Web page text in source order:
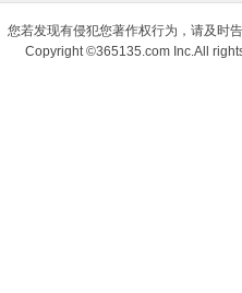
您若发现有侵犯您著作权行为，请及时
Copyright ©365135.com Inc.All